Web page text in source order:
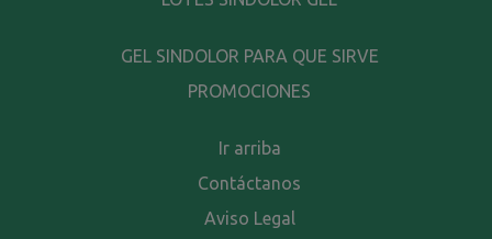
GEL SINDOLOR PARA QUE SIRVE
PROMOCIONES
Ir arriba
Contáctanos
Aviso Legal